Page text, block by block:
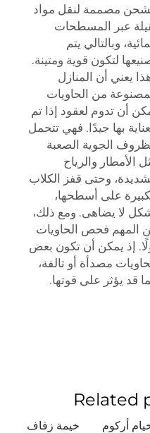
مصممة لنقل مواد
عبر المسطحات
وبالتالي يتم
لتكون قوية ومتينة.
يعني أن المنازل
من الحاويات
أن تدوم لعقود إذا تم
بها جيدًا. فهي تتحمل
الجوية الصعبة
الأمطار والرياح
وحتى قفز الكلاب
على أسطحها،
لا يضاهى. ومع ذلك،
المهم فحص الحاويات
إذ يمكن أن تكون بعض
مصدأة أو تالفة،
قد يؤثر على قوتها.
Related
أركوم
خيمة زفاف